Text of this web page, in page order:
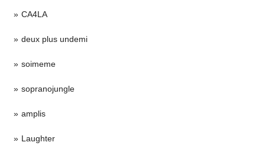
CA4LA
deux plus undemi
soimeme
sopranojungle
amplis
Laughter